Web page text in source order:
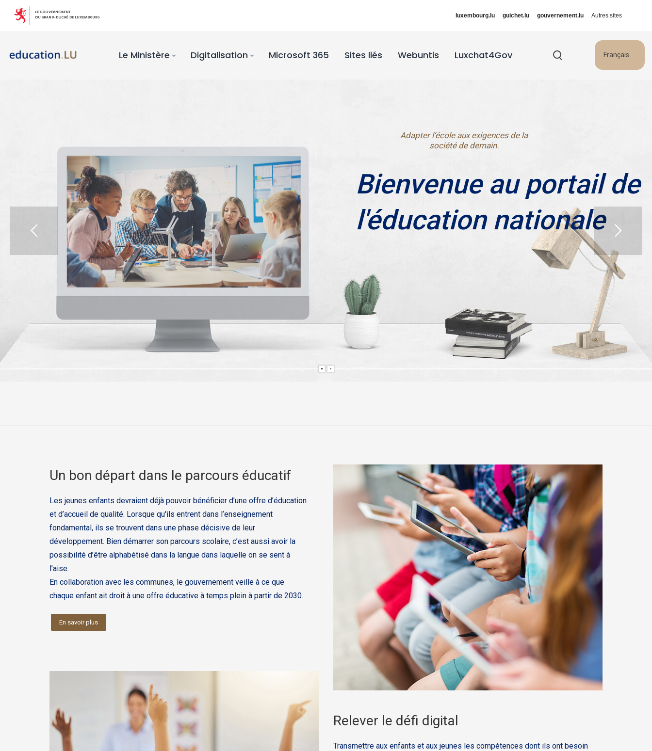
luxembourg.lu guichet.lu gouvernement.lu Autres sites
Le Ministère Digitalisation Microsoft 365 Sites liés Webuntis Luxchat4Gov Français
Bienvenue au portail de
l'éducation nationale
Adapter l’école aux exigences de la
société de demain.
Un bon départ dans le parcours éducatif
Les jeunes enfants devraient déjà pouvoir bénéficier d’une offre d’éducation
et d’accueil de qualité. Lorsque qu'ils entrent dans l’enseignement
fondamental, ils se trouvent dans une phase décisive de leur
développement. Bien démarrer son parcours scolaire, c’est aussi avoir la
possibilité d’être alphabétisé dans la langue dans laquelle on se sent à
l’aise.
En collaboration avec les communes, le gouvernement veille à ce que
chaque enfant ait droit à une offre éducative à temps plein à partir de 2030.
En savoir plus
Relever le défi digital
Transmettre aux enfants et aux jeunes les compétences dont ils ont besoin